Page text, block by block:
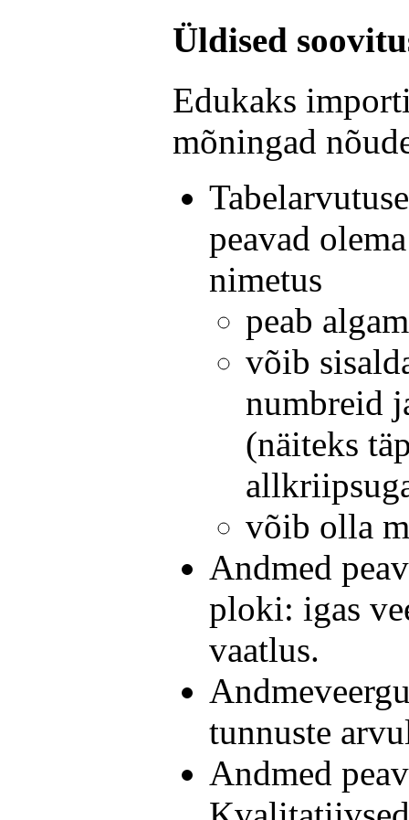
Üldised
Edukaks
mõningad
peavad
nimetus
peab
võib
numbreid
(näiteks
võib olla
Andmed
ploki: igas
vaatlus.
tunnuste
Andmed